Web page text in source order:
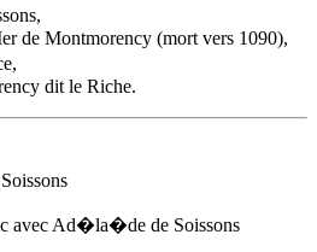
de Montmorency (mort vers 1090),
dit le Riche.
avec Ad�la�de de Soissons